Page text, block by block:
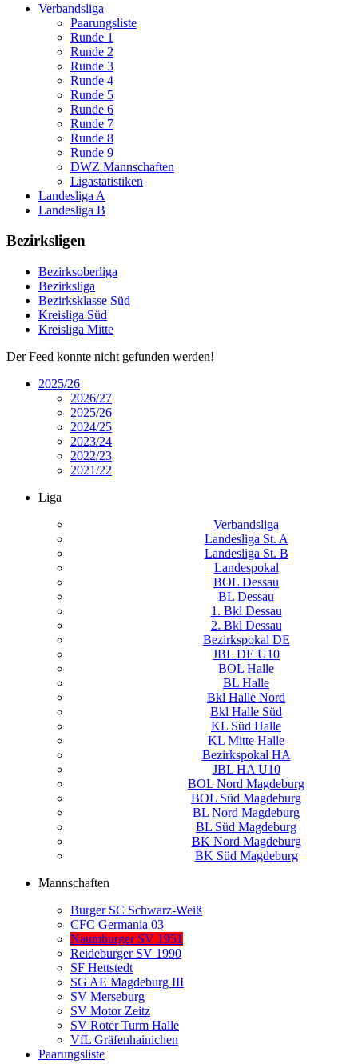
Verbandsliga
Paarungsliste
Runde 1
Runde 2
Runde 3
Runde 4
Runde 5
Runde 6
Runde 7
Runde 8
Runde 9
DWZ Mannschaften
Ligastatistiken
Landesliga A
Landesliga B
Bezirksligen
Bezirksoberliga
Bezirksliga
Bezirksklasse Süd
Kreisliga Süd
Kreisliga Mitte
Der Feed konnte nicht gefunden werden!
2025/26
2026/27
2025/26
2024/25
2023/24
2022/23
2021/22
Liga
Verbandsliga
Landesliga St. A
Landesliga St. B
Landespokal
BOL Dessau
BL Dessau
1. Bkl Dessau
2. Bkl Dessau
Bezirkspokal DE
JBL DE U10
BOL Halle
BL Halle
Bkl Halle Nord
Bkl Halle Süd
KL Süd Halle
KL Mitte Halle
Bezirkspokal HA
JBL HA U10
BOL Nord Magdeburg
BOL Süd Magdeburg
BL Nord Magdeburg
BL Süd Magdeburg
BK Nord Magdeburg
BK Süd Magdeburg
Mannschaften
Burger SC Schwarz-Weiß
CFC Germania 03
Naumburger SV 1951
Reideburger SV 1990
SF Hettstedt
SG AE Magdeburg III
SV Merseburg
SV Motor Zeitz
SV Roter Turm Halle
VfL Gräfenhainichen
Paarungsliste